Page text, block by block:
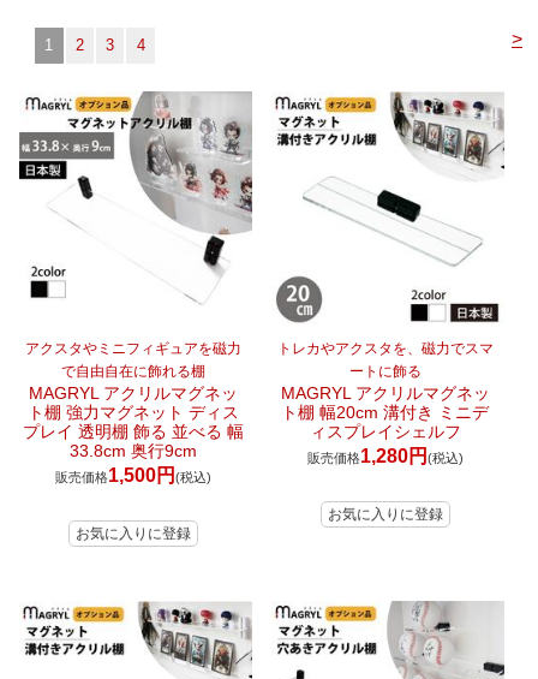
>
1 2 3 4
アクスタやミニフィギュアを磁力
で自由自在に飾れる棚
MAGRYL アクリルマグネッ
ト棚 強力マグネット ディス
プレイ 透明棚 飾る 並べる 幅
33.8cm 奥行9cm
販売価格1,500円 (税込)
トレカやアクスタを、磁力でスマ
ートに飾る
MAGRYL アクリルマグネッ
ト棚 幅20cm 溝付き ミニデ
ィスプレイシェルフ
販売価格1,280円 (税込)